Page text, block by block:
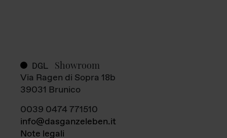
DGL Showroom
Via Ragen di Sopra 18b
39031 Brunico
0039 0474 771510
info@dasganzeleben.it
Note legali